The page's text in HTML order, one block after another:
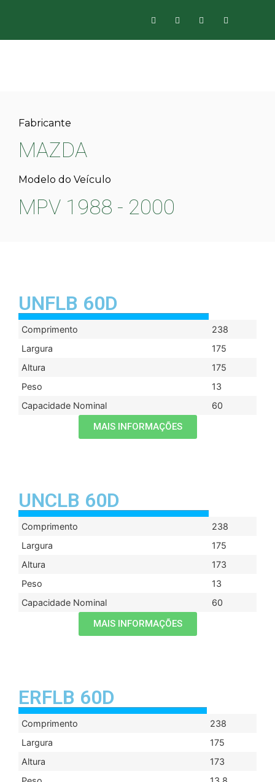
Fabricante
MAZDA
Modelo do Veículo
MPV 1988 - 2000
UNFLB 60D
Comprimento
238
Largura
175
Altura
175
Peso
13
Capacidade Nominal
60
MAIS INFORMAÇÕES
UNCLB 60D
Comprimento
238
Largura
175
Altura
173
Peso
13
Capacidade Nominal
60
MAIS INFORMAÇÕES
ERFLB 60D
Comprimento
238
Largura
175
Altura
173